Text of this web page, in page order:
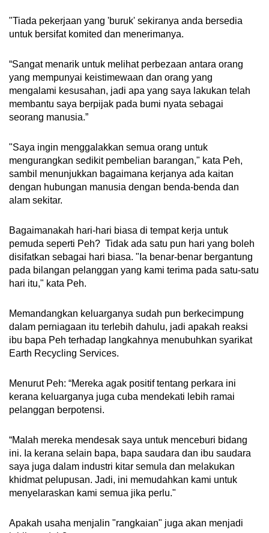
"Tiada pekerjaan yang 'buruk' sekiranya anda bersedia
untuk bersifat komited dan menerimanya.
“Sangat menarik untuk melihat perbezaan antara orang
yang mempunyai keistimewaan dan orang yang
mengalami kesusahan, jadi apa yang saya lakukan telah
membantu saya berpijak pada bumi nyata sebagai
seorang manusia.”
"Saya ingin menggalakkan semua orang untuk
mengurangkan sedikit pembelian barangan," kata Peh,
sambil menunjukkan bagaimana kerjanya ada kaitan
dengan hubungan manusia dengan benda-benda dan
alam sekitar.
Bagaimanakah hari-hari biasa di tempat kerja untuk
pemuda seperti Peh? Tidak ada satu pun hari yang boleh
disifatkan sebagai hari biasa. "Ia benar-benar bergantung
pada bilangan pelanggan yang kami terima pada satu-satu
hari itu," kata Peh.
Memandangkan keluarganya sudah pun berkecimpung
dalam perniagaan itu terlebih dahulu, jadi apakah reaksi
ibu bapa Peh terhadap langkahnya menubuhkan syarikat
Earth Recycling Services.
Menurut Peh: “Mereka agak positif tentang perkara ini
kerana keluarganya juga cuba mendekati lebih ramai
pelanggan berpotensi.
“Malah mereka mendesak saya untuk menceburi bidang
ini. Ia kerana selain bapa, bapa saudara dan ibu saudara
saya juga dalam industri kitar semula dan melakukan
khidmat pelupusan. Jadi, ini memudahkan kami untuk
menyelaraskan kami semua jika perlu."
Apakah usaha menjalin "rangkaian" juga akan menjadi